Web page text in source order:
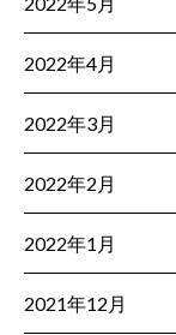
2022年4月
2022年3月
2022年2月
2022年1月
2021年12月